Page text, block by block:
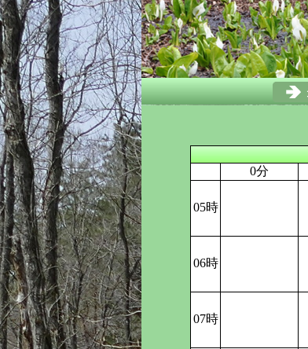
0分
05時
06時
07時